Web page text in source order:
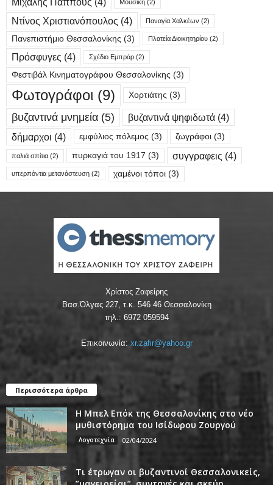
Μουσική (2)
Ντίνος Χριστιανόπουλος (4) Παναγία Χαλκέων (2)
Πανεπιστήμιο Θεσσαλονίκης (3) Πλατεία Διοικητηρίου (2)
Πρόσφυγες (4) Σχέδιο Εμπράρ (2)
Φεστιβάλ Κινηματογράφου Θεσσαλονίκης (3)
Φωτογράφοι (9) Χορτιάτης (3)
βυζαντινά μνημεία (5) βυζαντινά ψηφιδωτά (4)
δήμαρχοι (4) εμφύλιος πόλεμος (3) ζωγράφοι (3)
παλιά σπίτια (2) πυρκαγιά του 1917 (3) συγγραφεις (4)
υπερπόντια μετανάστευση (2) χαμένοι τόποι (3)
Χρίστος Ζαφείρης
Βασ.Όλγας 227, τ.κ. 546 46 Θεσσαλονίκη
τηλ.: 6972 059594
Επικοινωνία: xr.zafir@yahoo.gr
Περισσότερα άρθρα
Η Μπελ Επόκ της Θεσσαλονίκης στο νέο
μυθιστόρημα του Ισίδωρου Ζουργού
Λογοτεχνία 02/04/2024
Τι έτρωγαν οι βυζαντινοί Θεσσαλονικείς,